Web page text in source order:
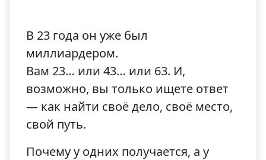
В 23 года он уже был
миллиардером.
Вам 23… или 43… или 63. И,
возможно, вы только ищете ответ
— как найти своё дело, своё место,
свой путь.
Почему у одних получается, а у